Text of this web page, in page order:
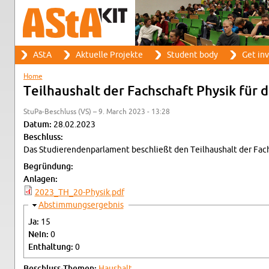
Search form
Search
Main menu
AStA Ak­tuelle Pro­jekte Stu­dent body Get
You are here
Home
Teil­haushalt der Fach­schaft Physik für
StuPa-Beschluss (VS) – 9. March 2023 - 13:28
Datum: 28.02.2023
Beschluss:
Das Studieren­den­par­la­ment beschließt den Teil­haushalt der
Begründung:
An­la­gen:
2023_TH_20-Physik.pdf
Hide
Ab­stim­mungsergeb­nis
Ja: 15
Nein: 0
En­thal­tung: 0